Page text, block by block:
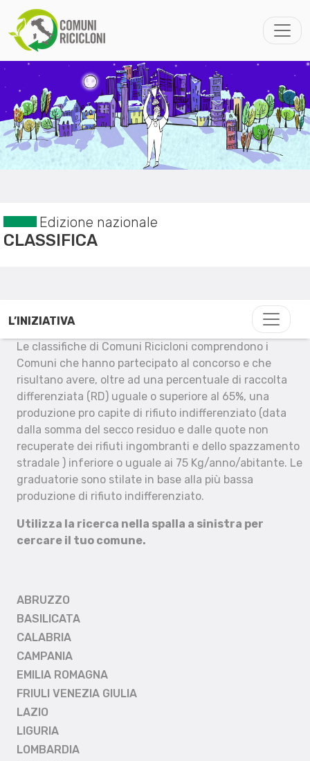
Edizione nazionale
CLASSIFICA
L’INIZIATIVA
Le classifiche di Comuni Ricicloni comprendono i
Comuni che hanno partecipato al concorso e che
risultano avere, oltre ad una percentuale di raccolta
differenziata (RD) uguale o superiore al 65%, una
produzione pro capite di rifiuto indifferenziato (data
dalla somma del secco residuo e dalle quote non
recuperate dei rifiuti ingombranti e dello spazzamento
stradale ) inferiore o uguale ai 75 Kg/anno/abitante. Le
graduatorie sono stilate in base alla più bassa
produzione di rifiuto indifferenziato.
Utilizza la ricerca nella spalla a sinistra per
cercare il tuo comune.
ABRUZZO
BASILICATA
CALABRIA
CAMPANIA
EMILIA ROMAGNA
FRIULI VENEZIA GIULIA
LAZIO
LIGURIA
LOMBARDIA